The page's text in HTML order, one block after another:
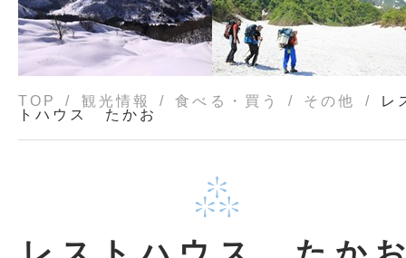
TOP 観光情報 食べる・買う その他
レ
トハウス たかお